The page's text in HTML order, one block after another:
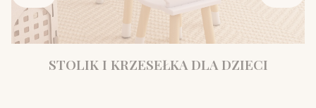
STOLIK I KRZESEŁKA DLA DZIECI